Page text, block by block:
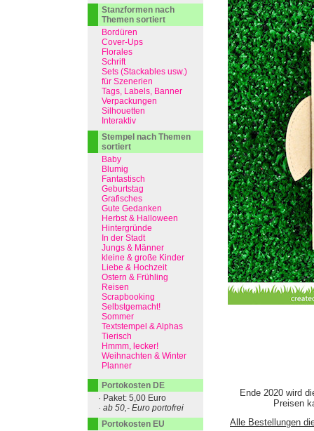
Ende 2020 wird
Preisen
Alle Bestellungen
Stanzformen nach
Themen sortiert
Bordüren
Cover-Ups
Florales
Schrift
Sets (Stackables usw.)
für Szenerien
Tags, Labels, Banner
Verpackungen
Silhouetten
Interaktiv
Stempel nach Themen
sortiert
Baby
Blumig
Fantastisch
Geburtstag
Grafisches
Gute Gedanken
Herbst & Halloween
Hintergründe
In der Stadt
Jungs & Männer
kleine & große Kinder
Liebe & Hochzeit
Ostern & Frühling
Reisen
Scrapbooking
Selbstgemacht!
Sommer
Textstempel & Alphas
Tierisch
Hmmm, lecker!
Weihnachten & Winter
Planner
Portokosten DE
· Paket: 5,00 Euro
· ab 50,- Euro portofrei
Portokosten EU